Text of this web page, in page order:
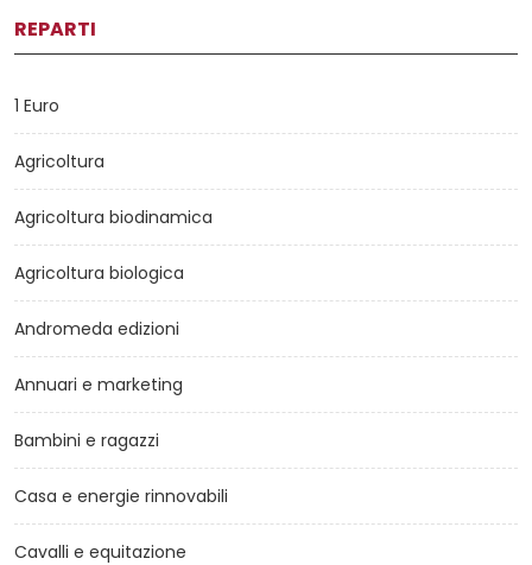
REPARTI
1 Euro
Agricoltura
Agricoltura biodinamica
Agricoltura biologica
Andromeda edizioni
Annuari e marketing
Bambini e ragazzi
Casa e energie rinnovabili
Cavalli e equitazione